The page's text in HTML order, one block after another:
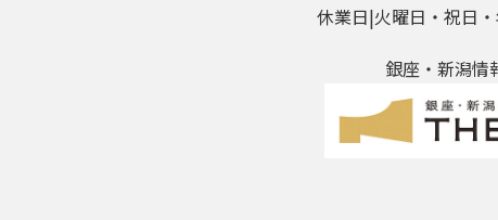
休業日|火曜日・祝日
銀座・新潟情